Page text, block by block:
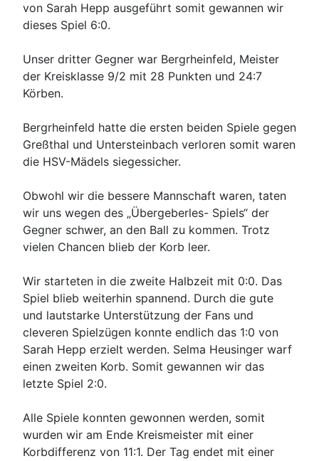
von Sarah Hepp ausgeführt somit gewannen wir
dieses Spiel 6:0.
Unser dritter Gegner war Bergrheinfeld, Meister
der Kreisklasse 9/2 mit 28 Punkten und 24:7
Körben.
Bergrheinfeld hatte die ersten beiden Spiele gegen
Greßthal und Untersteinbach verloren somit waren
die HSV-Mädels siegessicher.
Obwohl wir die bessere Mannschaft waren, taten
wir uns wegen des „Übergeberles- Spiels“ der
Gegner schwer, an den Ball zu kommen. Trotz
vielen Chancen blieb der Korb leer.
Wir starteten in die zweite Halbzeit mit 0:0. Das
Spiel blieb weiterhin spannend. Durch die gute
und lautstarke Unterstützung der Fans und
cleveren Spielzügen konnte endlich das 1:0 von
Sarah Hepp erzielt werden. Selma Heusinger warf
einen zweiten Korb. Somit gewannen wir das
letzte Spiel 2:0.
Alle Spiele konnten gewonnen werden, somit
wurden wir am Ende Kreismeister mit einer
Korbdifferenz von 11:1. Der Tag endet mit einer